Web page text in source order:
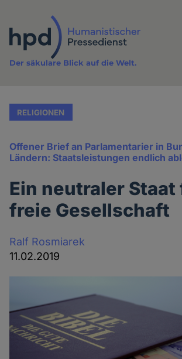
Inhalt
Der säkulare Blick auf die Welt.
RELIGIONEN
Offener Brief an Parlamentarier in
Ländern: Staatsleistungen endlich
Ein neutraler
freie Gesellschaft
Ralf Rosmiarek
11.02.2019